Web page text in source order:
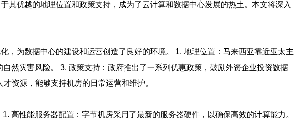
优越的地理位置和政策支持，成为了云计算和数据中心发展的热土。本文将深入
为数据中心的建设和运营创造了良好的环境。 1. 地理位置：马来西亚靠近亚太主
然灾害风险。 3. 政策支持：政府推出了一系列优惠政策，鼓励外资企业投资数据
资源，能够支持机房的日常运营和维护。
高性能服务器配置：字节机房采用了最新的服务器硬件，以确保高效的计算能力。